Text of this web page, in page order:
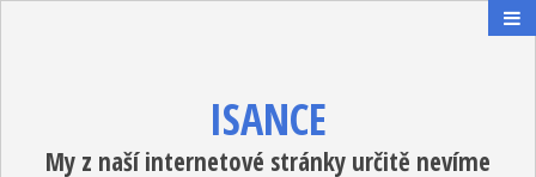
ISANCE
My z naší internetové stránky určitě nevíme